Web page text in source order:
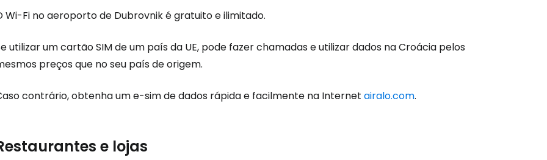
Wi-Fi no aeroporto de Dubrovnik é gratuito e ilimitado.
utilizar um cartão SIM de um país da UE, pode fazer chamadas e utilizar dados na Croácia pelos
preços que no seu país de origem.
contrário, obtenha um e-sim de dados rápida e facilmente na Internet airalo.com.
e lojas
Iniciar sessão no Cestee
... a comunidade mundial de viajantes